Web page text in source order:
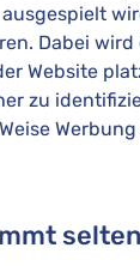
Dabei
Website
zu